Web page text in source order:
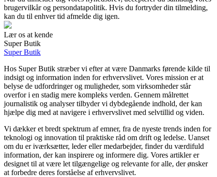
brugervilkår og persondatapolitik. Hvis du fortryder din tilmelding,
kan du til enhver tid afmelde dig igen.
Lær os at kende
Super Butik
Super Butik
Hos Super Butik stræber vi efter at være Danmarks førende kilde til
indsigt og information inden for erhvervslivet. Vores mission er at
belyse de udfordringer og muligheder, som virksomheder står
overfor i en stadig mere kompleks verden. Gennem målrettet
journalistik og analyser tilbyder vi dybdegående indhold, der kan
hjælpe dig med at navigere i erhvervslivet med selvtillid og viden.
Vi dækker et bredt spektrum af emner, fra de nyeste trends inden for
teknologi og innovation til praktiske råd om drift og ledelse. Uanset
om du er iværksætter, leder eller medarbejder, finder du værdifuld
information, der kan inspirere og informere dig. Vores artikler er
designet til at være let tilgængelige og relevante for alle, der ønsker
at forbedre deres forståelse af erhvervslivet.